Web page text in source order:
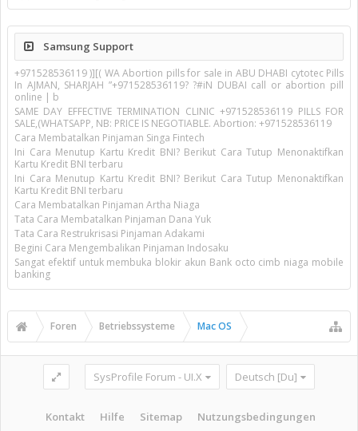
Samsung Support
+971528536119 )][( WA Abortion pills for sale in ABU DHABI cytotec Pills
In AJMAN, SHARJAH ”+971528536119? ?#iN DUBAI call or abortion pill
online | b
SAME DAY EFFECTIVE TERMINATION CLINIC +971528536119 PILLS FOR
SALE,(WHATSAPP, NB: PRICE IS NEGOTIABLE. Abortion: +971528536119
Cara Membatalkan Pinjaman Singa Fintech
Ini Cara Menutup Kartu Kredit BNI? Berikut Cara Tutup Menonaktifkan
Kartu Kredit BNI terbaru
Ini Cara Menutup Kartu Kredit BNI? Berikut Cara Tutup Menonaktifkan
Kartu Kredit BNI terbaru
Cara Membatalkan Pinjaman Artha Niaga
Tata Cara Membatalkan Pinjaman Dana Yuk
Tata Cara Restrukrisasi Pinjaman Adakami
Begini Cara Mengembalikan Pinjaman Indosaku
Sangat efektif untuk membuka blokir akun Bank octo cimb niaga mobile
banking
Foren Betriebssysteme Mac OS
SysProfile Forum - UI.X Deutsch [Du]
Kontakt Hilfe Sitemap Nutzungsbedingungen